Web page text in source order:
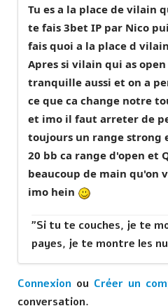
Tu es a la place de vilain
te fais 3bet IP par Nico
fais quoi a la place d
Apres si vilain qui as
tranquille aussi et on a
ce que ca change notre
et imo il faut arreter de
toujours un range strong
20 bb ca range d'open et
beaucoup de main qu'on
imo hein
"Si tu te couches, je te
payes, je te montre les
Connexion ou Créer un
conversation.